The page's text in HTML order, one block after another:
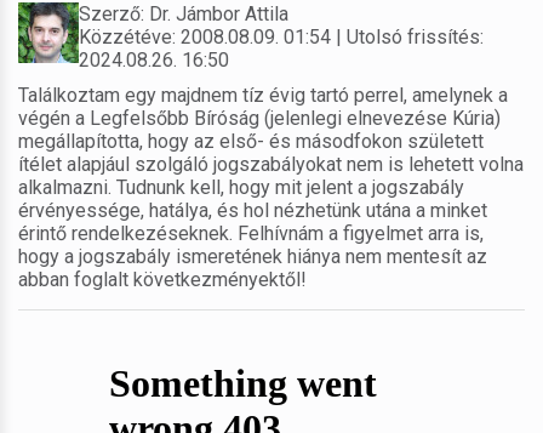
Szerző: Dr. Jámbor Attila
Közzétéve: 2008.08.09. 01:54 | Utolsó frissítés:
2024.08.26. 16:50
Találkoztam egy majdnem tíz évig tartó perrel, amelynek a
végén a Legfelsőbb Bíróság (jelenlegi elnevezése Kúria)
megállapította, hogy az első- és másodfokon született
ítélet alapjául szolgáló jogszabályokat nem is lehetett volna
alkalmazni. Tudnunk kell, hogy mit jelent a jogszabály
érvényessége, hatálya, és hol nézhetünk utána a minket
érintő rendelkezéseknek. Felhívnám a figyelmet arra is,
hogy a jogszabály ismeretének hiánya nem mentesít az
abban foglalt következményektől!